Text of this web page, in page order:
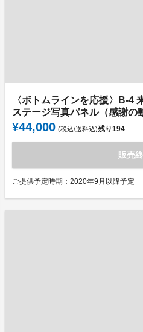
〈ボトムラインを応援〉B-4
ステージ写真パネル（感謝の
¥44,000 (税込/送料込)残り194
販売
ご提供予定時期：2020年9月以降予定